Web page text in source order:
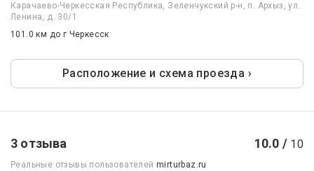
Карачаево-Черкесская Республика, Зеленчукский р-н, п. Архыз, ул.
Ленина, д. 30/1
101.0 км до г Черкесск
Расположение и схема проезда ›
3 отзыва 10.0 / 10
Реальные отзывы пользователейmirturbaz.ru